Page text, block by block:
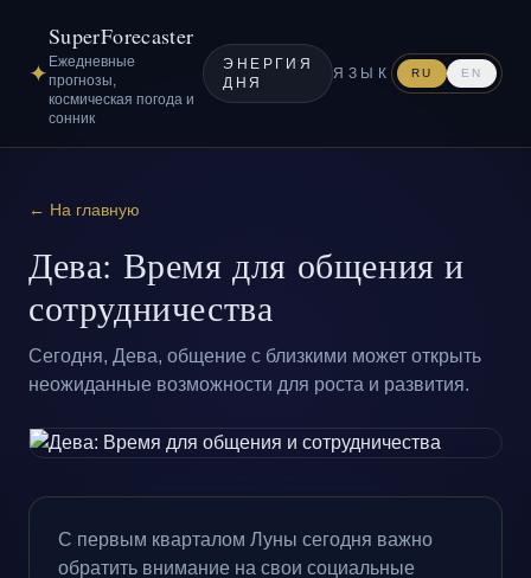
✦
SuperForecaster
Ежедневные
прогнозы,
космическая погода и
сонник
ЭНЕРГИЯ
ДНЯ
ЯЗЫК RU EN
← На главную
Дева: Время для общения и
сотрудничества
Сегодня, Дева, общение с близкими может открыть
неожиданные возможности для роста и развития.
С первым кварталом Луны сегодня важно
обратить внимание на свои социальные